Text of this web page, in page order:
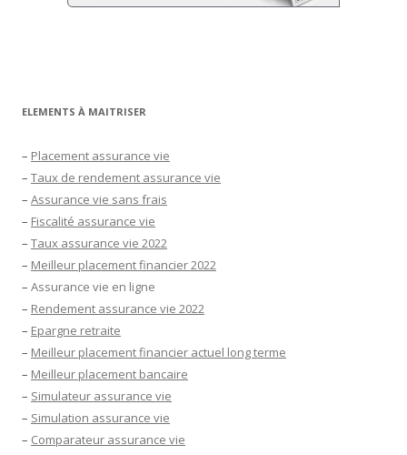
ELEMENTS À MAITRISER
– Placement assurance vie
– Taux de rendement assurance vie
– Assurance vie sans frais
– Fiscalité assurance vie
– Taux assurance vie 2022
– Meilleur placement financier 2022
– Assurance vie en ligne
– Rendement assurance vie 2022
– Epargne retraite
– Meilleur placement financier actuel long terme
– Meilleur placement bancaire
– Simulateur assurance vie
– Simulation assurance vie
– Comparateur assurance vie